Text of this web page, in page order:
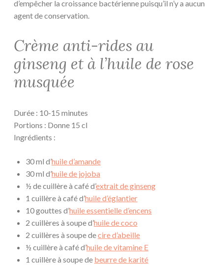
d’empêcher la croissance bactérienne puisqu’il n’y a aucun
agent de conservation.
Crème anti-rides au
ginseng et à l’huile de rose
musquée
Durée : 10-15 minutes
Portions : Donne 15 cl
Ingrédients :
30 ml d’huile d’amande
30 ml d’huile de jojoba
½ de cuillère à café d’extrait de ginseng
1 cuillère à café d’huile d’églantier
10 gouttes d’huile essentielle d’encens
2 cuillères à soupe d’huile de coco
2 cuillères à soupe decire d’abeille
½ cuillère à café d’huile de vitamine E
1 cuillère à soupe de beurre de karité